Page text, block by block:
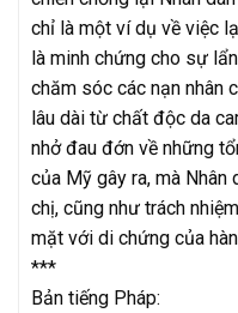
chỉ là một ví dụ về việc
là minh chứng cho sự
chăm sóc các nạn nhân
lâu dài từ chất độc da
nhở đau đớn về những
của Mỹ gây ra, mà Nhân
chị, cũng như trách
mặt với di chứng của
***
Bản tiếng Pháp: